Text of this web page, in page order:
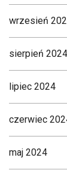
wrzesień
sierpień 2024
lipiec 2024
czerwiec
maj 2024